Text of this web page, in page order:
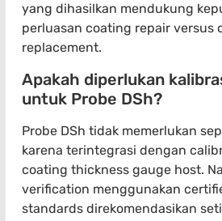
yang dihasilkan mendukung
perluasan coating repair versus
replacement.
Apakah diperlukan
untuk Probe DSh?
Probe DSh tidak memerlukan
karena terintegrasi dengan
coating thickness gauge host.
verification menggunakan
standards direkomendasikan